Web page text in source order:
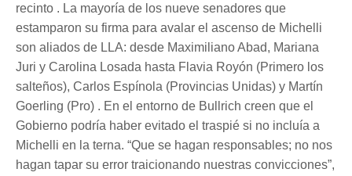
recinto . La mayoría de los nueve senadores que
estamparon su firma para avalar el ascenso de Michelli
son aliados de LLA: desde Maximiliano Abad, Mariana
Juri y Carolina Losada hasta Flavia Royón (Primero los
salteños), Carlos Espínola (Provincias Unidas) y Martín
Goerling (Pro) . En el entorno de Bullrich creen que el
Gobierno podría haber evitado el traspié si no incluía a
Michelli en la terna. “Que se hagan responsables; no nos
hagan tapar su error traicionando nuestras convicciones”,